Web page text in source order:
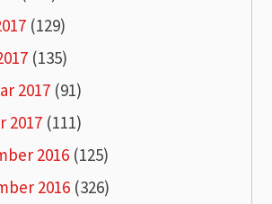
(129)
(135)
2017 (91)
2017 (111)
2016 (125)
2016 (326)